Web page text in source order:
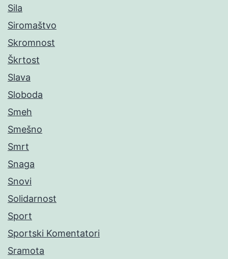
Sila
Siromaštvo
Skromnost
Škrtost
Slava
Sloboda
Smeh
Smešno
Smrt
Snaga
Snovi
Solidarnost
Sport
Sportski Komentatori
Sramota